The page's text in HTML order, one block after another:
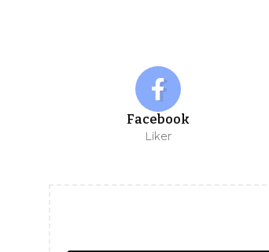
Facebook
Liker